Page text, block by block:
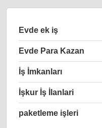
Evde ek iş
Evde Para Kazan
İş İmkanları
İşkur İş İlanlari
paketleme işleri